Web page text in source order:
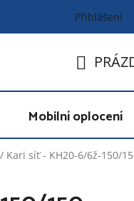
Přihlášení
KOŠÍK
Mobilní oplocení
/ Kari síť - KH20-6/6ž-150/